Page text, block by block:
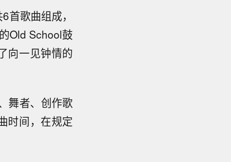
歌曲组成，
Old School鼓
向一见钟情的
舞者、创作歌
时间，在规定